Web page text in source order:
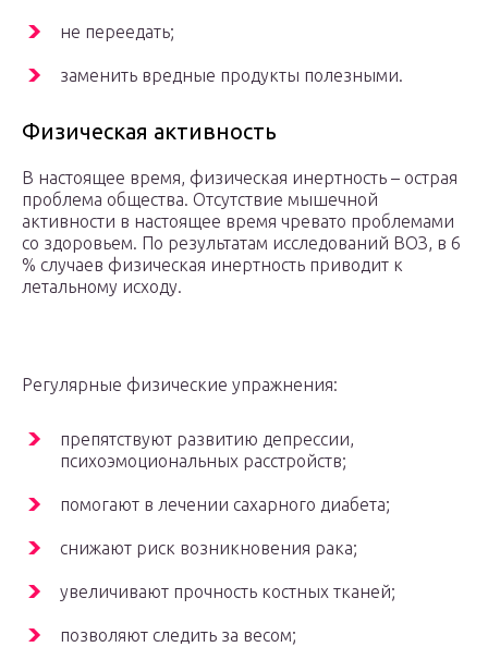
не переедать;
заменить вредные продукты полезными.
Физическая активность
В настоящее время, физическая инертность – острая
проблема общества. Отсутствие мышечной
активности в настоящее время чревато проблемами
со здоровьем. По результатам исследований ВОЗ, в 6
% случаев физическая инертность приводит к
летальному исходу.
Регулярные физические упражнения:
препятствуют развитию депрессии,
психоэмоциональных расстройств;
помогают в лечении сахарного диабета;
снижают риск возникновения рака;
увеличивают прочность костных тканей;
позволяют следить за весом;